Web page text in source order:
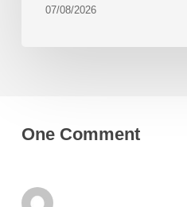
07/08/2026
One Comment